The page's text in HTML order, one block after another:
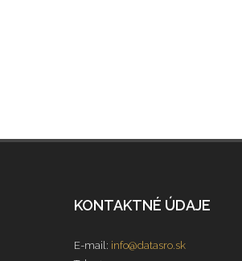
KONTAKTNÉ ÚDAJE
E-mail: info@datasro.sk